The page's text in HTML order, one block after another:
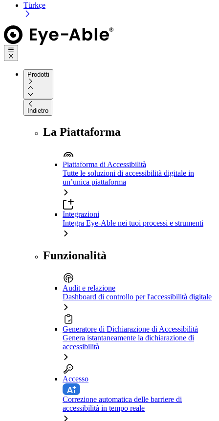
Türkçe
Prodotti
Indietro
La Piattaforma
Piattaforma di Accessibilità
Tutte le soluzioni di accessibilità digitale in
un’unica piattaforma
Integrazioni
Integra Eye-Able nei tuoi processi e strumenti
Funzionalità
Audit e relazione
Dashboard di controllo per l'accessibilità digitale
Generatore di Dichiarazione di Accessibilità
Genera istantaneamente la dichiarazione di
accessibilità
Accesso
Correzione automatica delle barriere di
accessibilità in tempo reale